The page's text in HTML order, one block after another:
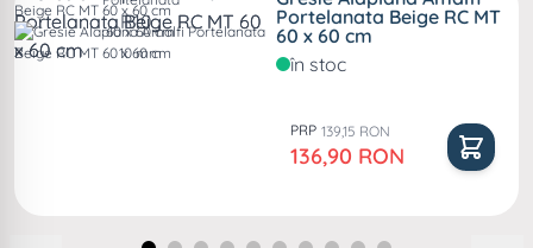
R10 .
60 x 60 cm
10 mm
Portelanata Beige RC MT
60 x 60 cm
în stoc
PRP 139,15 RON
Pret special
136,90 RON